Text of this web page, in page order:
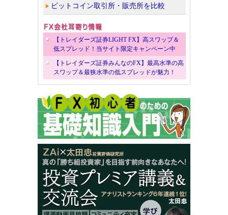
ビットコイン取引所・販売所を比較
【トレイダーズ証券LIGHT FX】高スワップ＆
低スプレッド！当サイト限定キャンペーン中
【トレイダーズ証券みんなのFX】最高水準の高
スワップ＆最狭水準の低スプレッドが魅力！